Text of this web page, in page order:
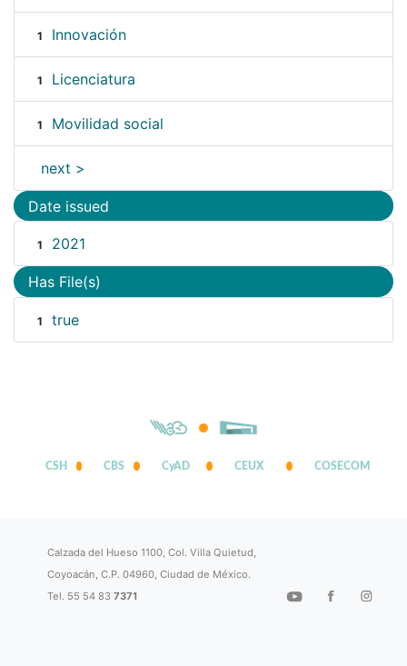
1 Innovación
1 Licenciatura
1 Movilidad social
next >
Date issued
1 2021
Has File(s)
1 true
CSH CBS CyAD CEUX COSECOM
Calzada del Hueso 1100, Col. Villa Quietud,
Coyoacán, C.P. 04960, Ciudad de México.
Tel. 55 54 837371